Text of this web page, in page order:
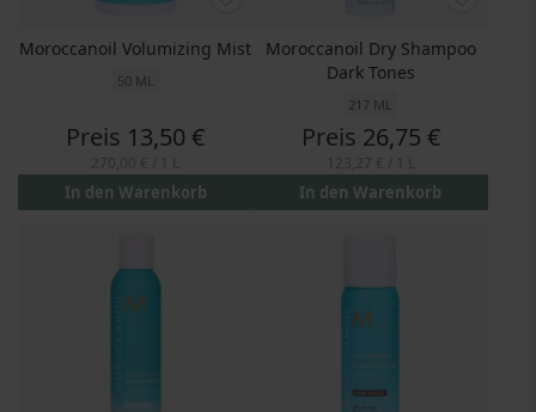
Moroccanoil Volumizing Mist
50 ML
Preis 13,50 €
In den Warenkorb
Moroccanoil Dry Shampoo
Dark Tones
217 ML
Preis 26,75 €
In den Warenkorb